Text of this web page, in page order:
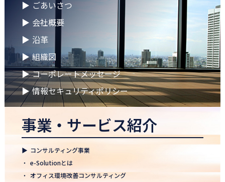
2026.04.25
徳島オフィス 事務所移転のお知らせ
2026.04.02
🌸2026年度 入社式🌸
2026.03.09
健康経営優良法人2026に認定 ― 日本電通グループの健康経営への
取り組み
2026.02.09
「すべての日本企業を世界へ」─ 日本電通株式会社、登録支援機
2026.01.26
知覧幹部研修に行って参りました
▶ ごあいさつ
▶ 会社概要
▶ 沿革
▶ 組織図
▶ コーポレートメッセージ
▶ 情報セキュリティポリシー
事業・サービス紹介
▶ コンサルティング事業
・ e-Solutionとは
・ オフィス環境改善コンサルティング